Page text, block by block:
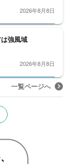
2026年8月8日
強風域
2026年8月8日
一覧ページへ